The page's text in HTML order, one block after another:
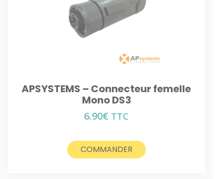
APSYSTEMS – Connecteur femelle
Mono DS3
6.90€ TTC
COMMANDER